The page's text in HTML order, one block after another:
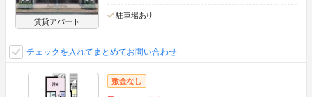
賃貸アパート
駐車場あり
チェックを入れてまとめてお問い合わせ
敷金なし